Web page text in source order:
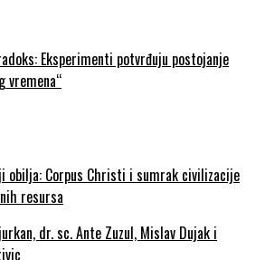
Eksperimenti potvrđuju postojanje
vremena“
obilja: Corpus Christi i sumrak civilizacije
resursa